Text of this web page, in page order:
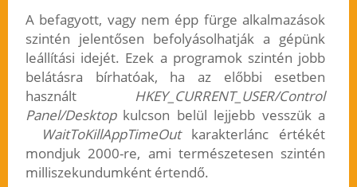
A befagyott, vagy nem épp fürge alkalmazások
szintén jelentősen befolyásolhatják a gépünk
leállítási idejét. Ezek a programok szintén jobb
belátásra bírhatóak, ha az előbbi esetben
használt
HKEY_CURRENT_USER/Control
Panel/Desktopkulcson belül lejjebb vesszük a
WaitToKillAppTimeOutkarakterlánc értékét
mondjuk 2000-re, ami természetesen szintén
milliszekundumként értendő.